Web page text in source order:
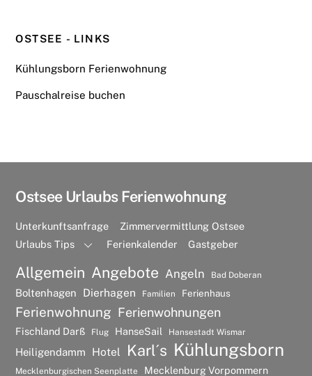
OSTSEE - LINKS
Kühlungsborn Ferienwohnung
Pauschalreise buchen
Ostsee Urlaubs Ferienwohnung
Unterkunftsanfrage
Zimmervermittlung Ostsee
Urlaubs Tips
Ferienkalender Gastgeber
Allgemein Angebote Angeln Bad Doberan
Boltenhagen Dierhagen Familien Ferienhaus
Ferienwohnung Ferienwohnungen
Fischland Darß Flug HanseSail Hansestadt Wismar
Heiligendamm Hotel Karl´s Kühlungsborn
Mecklenburgischen Seenplatte Mecklenburg Vorpommern